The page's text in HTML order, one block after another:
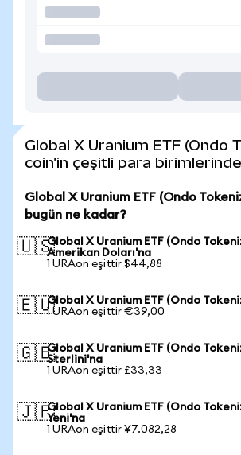
Global X Uranium ETF (Ondo
coin'in çeşitli para
Global X Uranium ETF (Ondo
bugün ne kadar?
🇺🇸Global X Uranium ETF (Ondo
Amerikan Doları'na
1 URAon eşittir $44,88
🇪🇺Global X Uranium ETF (Ondo
1 URAon eşittir €39,00
🇬🇧Global X Uranium ETF (Ondo
Sterlini'na
1 URAon eşittir £33,33
🇯🇵Global X Uranium ETF (Ondo
Yeni'na
1 URAon eşittir ¥7.082,28